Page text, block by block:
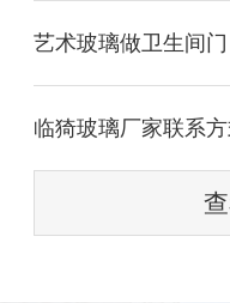
艺术玻璃做卫生间门
临猗玻璃厂家联系